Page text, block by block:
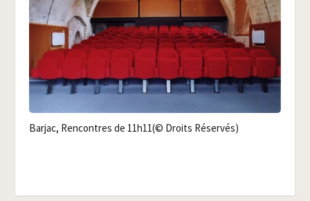
Bar­jac, Ren­contres de 11h11(© Droits Réservés)